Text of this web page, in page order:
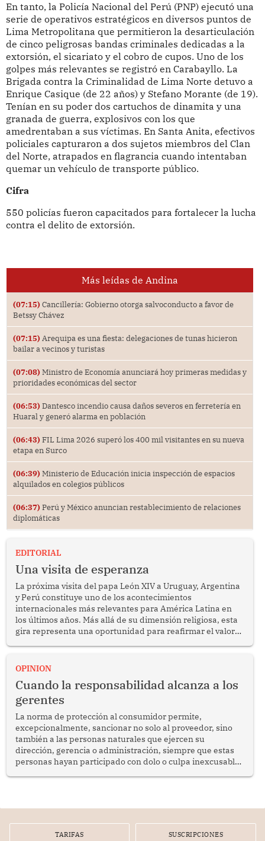
En tanto, la Policía Nacional del Perú (PNP) ejecutó una
serie de operativos estratégicos en diversos puntos de
Lima Metropolitana que permitieron la desarticulación
de cinco peligrosas bandas criminales dedicadas a la
extorsión, el sicariato y el cobro de cupos. Uno de los
golpes más relevantes se registró en Carabayllo. La
Brigada contra la Criminalidad de Lima Norte detuvo a
Enrique Casique (de 22 años) y Stefano Morante (de 19).
Tenían en su poder dos cartuchos de dinamita y una
granada de guerra, explosivos con los que
amedrentaban a sus víctimas. En Santa Anita, efectivos
policiales capturaron a dos sujetos miembros del Clan
del Norte, atrapados en flagrancia cuando intentaban
quemar un vehículo de transporte público.
Cifra
550 policías fueron capacitados para fortalecer la lucha
contra el delito de extorsión.
Más leídas de Andina
(07:15) Cancillería: Gobierno otorga salvoconducto a favor de
Betssy Chávez
(07:15) Arequipa es una fiesta: delegaciones de tunas hicieron
bailar a vecinos y turistas
(07:08) Ministro de Economía anunciará hoy primeras medidas y
prioridades económicas del sector
(06:53) Dantesco incendio causa daños severos en ferretería en
Huaral y generó alarma en población
(06:43) FIL Lima 2026 superó los 400 mil visitantes en su nueva
etapa en Surco
(06:39) Ministerio de Educación inicia inspección de espacios
alquilados en colegios públicos
(06:37) Perú y México anuncian restablecimiento de relaciones
diplomáticas
EDITORIAL
Una visita de esperanza
La próxima visita del papa León XIV a Uruguay, Argentina
y Perú constituye uno de los acontecimientos
internacionales más relevantes para América Latina en
los últimos años. Más allá de su dimensión religiosa, esta
gira representa una oportunidad para reafirmar el valor
enfrenta desafíos en materia de desarrollo, cohesión
OPINION
Cuando la responsabilidad alcanza a los
gerentes
La norma de protección al consumidor permite,
excepcionalmente, sancionar no solo al proveedor, sino
también a las personas naturales que ejercen su
dirección, gerencia o administración, siempre que estas
personas hayan participado con dolo o culpa inexcusable
por la frustrada realización de un meet and greet con
TARIFAS SUSCRIPCIONES